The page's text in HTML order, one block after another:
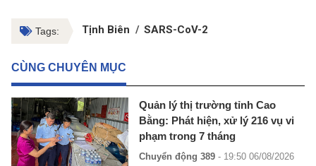
Tags: Tịnh Biên SARS-CoV-2
CÙNG CHUYÊN MỤC
Quản lý thị trường tỉnh Cao
Bằng: Phát hiện, xử lý 216 vụ vi
phạm trong 7 tháng
Chuyển động 389 - 19:50 06/08/2026